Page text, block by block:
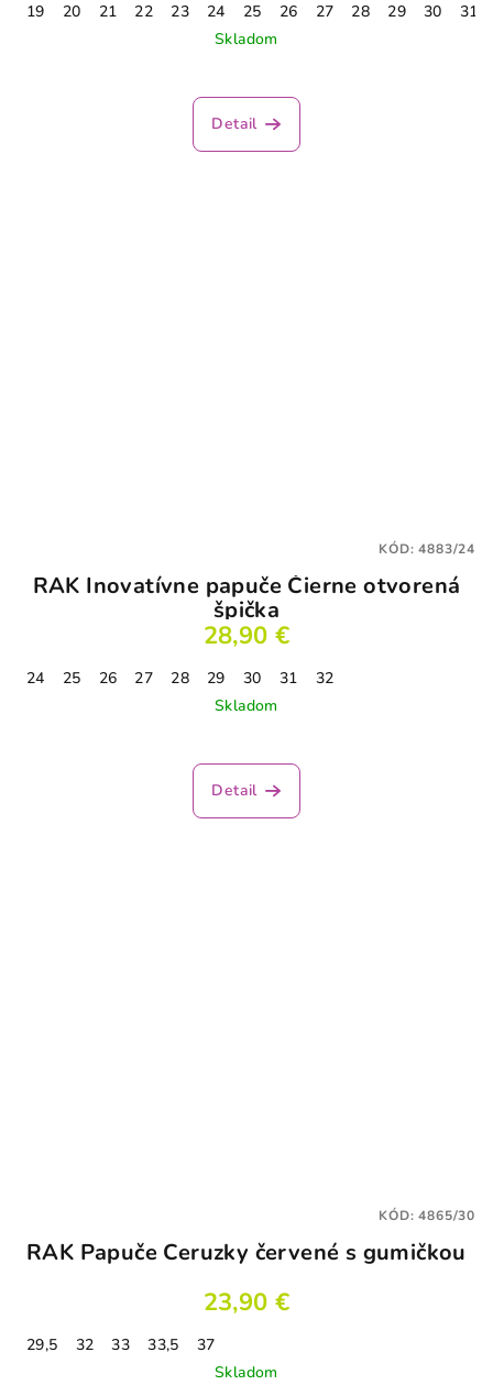
19 20 21 22 23 24 25 26 27 28 29 30
31
Skladom
Detail
RAK Inovatívne papuče Čierne otvorená
špička
28,90 €
24 25 26 27 28 29 30 31
32
Skladom
Detail
KÓD:4883/24
RAK Papuče Ceruzky červené s gumičkou
23,90 €
29,5 32 33 33,5
37
Skladom
KÓD:4865/30